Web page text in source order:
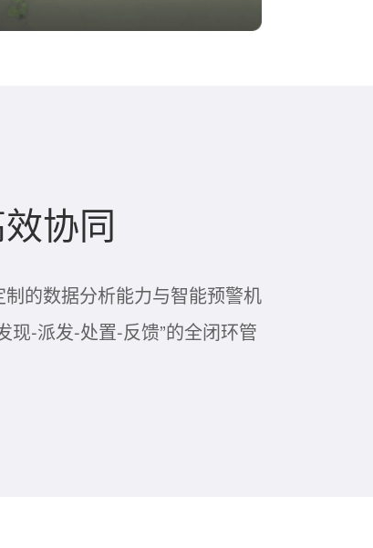
协同
的数据分析能力与智能预警机
现-派发-处置-反馈”的全闭环管